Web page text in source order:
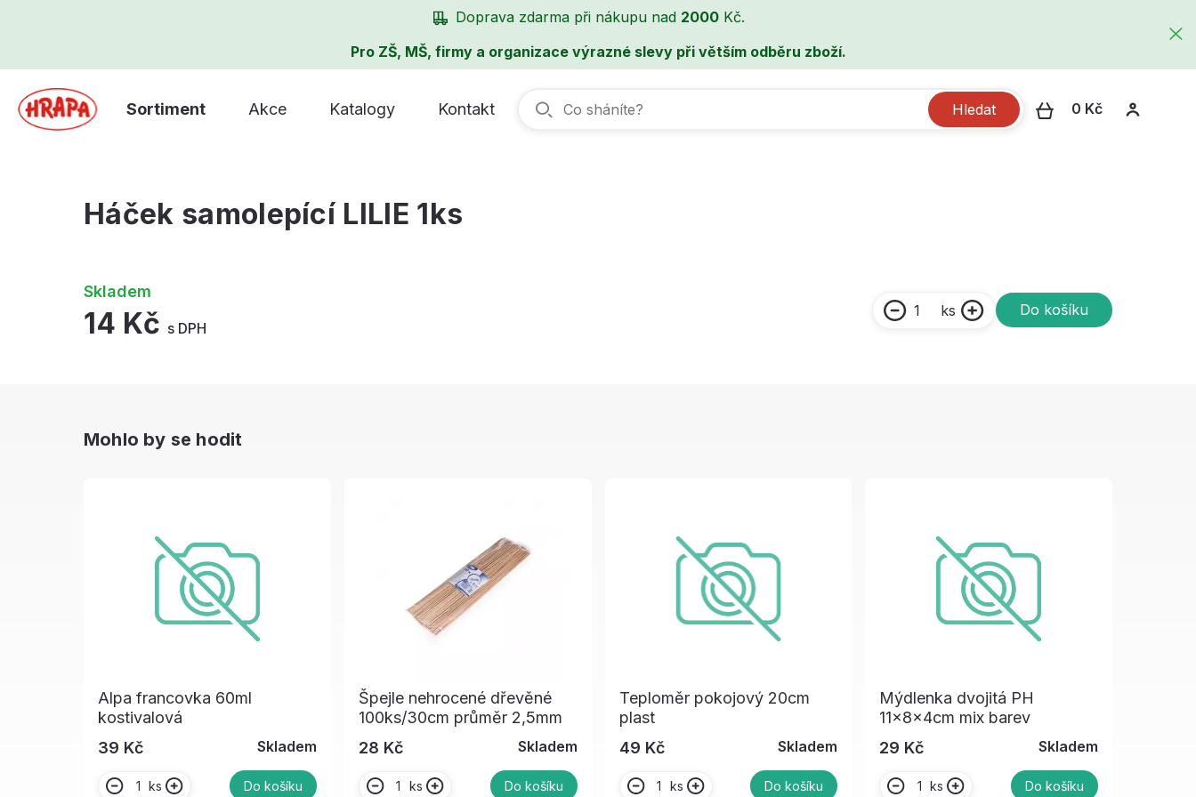
Doprava zdarma při nákupu nad 2000 Kč.
Pro ZŠ, MŠ, firmy a organizace výrazné slevy při větším odběru zboží.
Sortiment Akce Katalogy Kontakt Hledat 0 Kč
Háček samolepící LILIE 1ks
Skladem
14 Kč s DPH
ks Do košíku
Mohlo by se hodit
Alpa francovka 60ml
kostivalová
39 Kč
Skladem
ks Do košíku
Špejle nehrocené dřevěné
100ks/30cm průměr 2,5mm
28 Kč
Skladem
ks Do košíku
Teploměr pokojový 20cm
plast
49 Kč
Skladem
ks Do košíku
Mýdlenka dvojitá PH
11x8x4cm mix barev
29 Kč
Skladem
ks Do košíku